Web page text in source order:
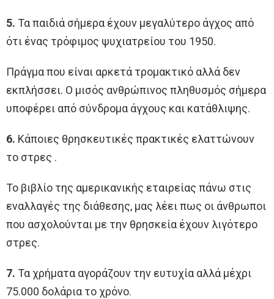
5. Τα παιδιά σήμερα έχουν μεγαλύτερο άγχος από
ότι ένας τρόφιμος ψυχιατρείου του 1950.
Πράγμα που είναι αρκετά τρομακτικό αλλά δεν
εκπλήσσει. Ο μισός ανθρώπινος πληθυσμός σήμερα
υποφέρει από σύνδρομα άγχους και κατάθλιψης.
6. Κάποιες θρησκευτικές πρακτικές ελαττώνουν
το στρες .
Το βιβλίο της αμερικανικής εταιρείας πάνω στις
εναλλαγές της διάθεσης, μας λέει πως οι άνθρωποι
που ασχολούνται με την θρησκεία έχουν λιγότερο
στρες.
7. Τα χρήματα αγοράζουν την ευτυχία αλλά μέχρι
75.000 δολάρια το χρόνο.